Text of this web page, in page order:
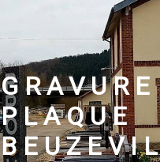
GRAVURE
PLAQUE